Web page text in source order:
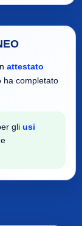
attestato
ha completato
gli usi